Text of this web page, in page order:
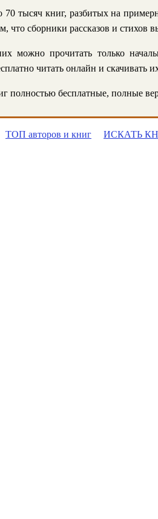
тысяч книг, разбитых на
что сборники рассказов и
можно прочитать только
читать онлайн и скачивать
полностью бесплатные, полные
ТОП авторов и книг ИСКАТЬ